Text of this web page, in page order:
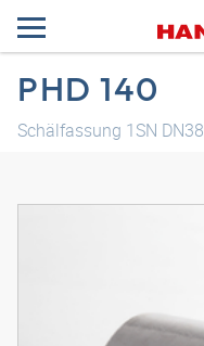
PHD 140
Schälfassung 1SN DN38